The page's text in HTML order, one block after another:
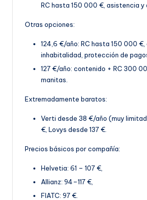
RC hasta 150 000 €, asistencia y
Otras opciones:
124,6 €/año: RC hasta 150 000 €,
inhabitalidad, protección de
127 €/año: contenido + RC 300
manitas
Extremadamente baratos:
Verti desde 38 €/año (muy
€, Lovys desde 137 €.
Precios básicos por compañía:
Helvetia: 61 – 107 €,
Allianz: 94–117 €,
FIATC: 97 €.